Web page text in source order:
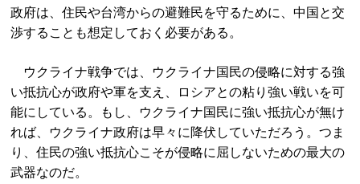
政府は、住民や台湾からの避難民を守るために、中国と交
渉することも想定しておく必要がある。
ウクライナ戦争では、ウクライナ国民の侵略に対する強
い抵抗心が政府や軍を支え、ロシアとの粘り強い戦いを可
能にしている。もし、ウクライナ国民に強い抵抗心が無け
れば、ウクライナ政府は早々に降伏していただろう。つま
り、住民の強い抵抗心こそが侵略に屈しないための最大の
武器なのだ。